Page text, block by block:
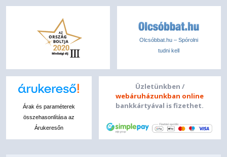
Olcsóbbat.hu – Spórolni
tudni kell
Árak és paraméterek
összehasonlítása az
Árukeresőn
Üzletünkben /
webáruházunkban online
bankkártyával is fizethet.